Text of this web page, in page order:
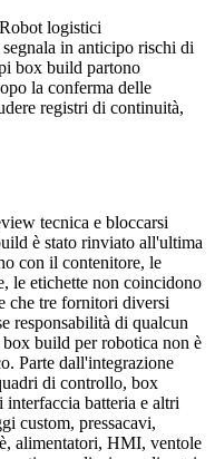
Robot logistici
in anticipo rischi di
box build partono
la conferma delle
registri di continuità,
tecnica e bloccarsi
è stato rinviato all'ultima
con il contenitore, le
le etichette non coincidono
che tre fornitori diversi
responsabilità di qualcun
build per robotica non è
Parte dall'integrazione
di controllo, box
batteria e altri
custom, pressacavi,
alimentatori, HMI, ventole